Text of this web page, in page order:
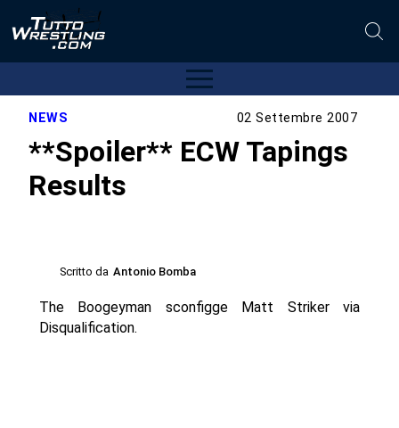
NEWS 02 Settembre 2007
**Spoiler** ECW Tapings
Results
Scritto da Antonio Bomba
The Boogeyman sconfigge Matt Striker via
Disqualification.